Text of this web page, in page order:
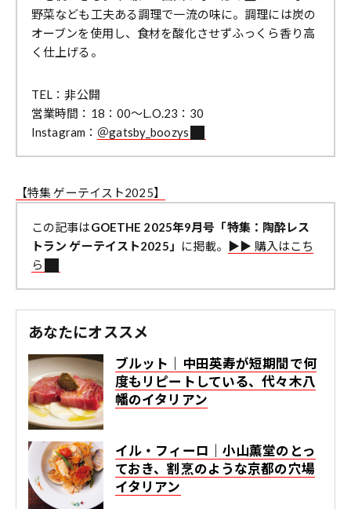
野菜なども工夫ある調理で一流の味に。調理には炭の
オーブンを使用し、食材を酸化させずふっくら香り高
く仕上げる。
TEL：非公開
営業時間：18：00〜L.O.23：30
Instagram： ＠gatsby_boozys
【特集 ゲーテイスト2025】
この記事はGOETHE 2025年9月号「特集：陶酔レス
トラン ゲーテイスト2025」
に掲載。
▶︎▶︎ 購入はこち
ら
あなたにオススメ
ブルット｜中田英寿が短期間で何
度もリピートしている、代々木八
幡のイタリアン
イル・フィーロ｜小山薫堂のとっ
ておき、割烹のような京都の穴場
イタリアン